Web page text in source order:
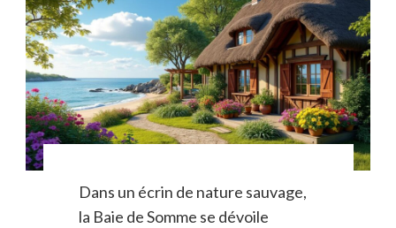
Dans un écrin de nature sauvage,
la Baie de Somme se dévoile